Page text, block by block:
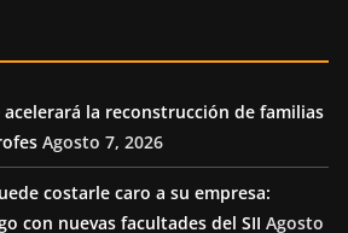
la reconstrucción de familias
Agosto 7, 2026
costarle caro a su empresa:
con nuevas facultades del SII Agosto